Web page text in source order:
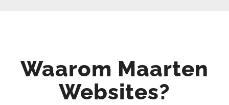
Waarom Maarten
Websites?